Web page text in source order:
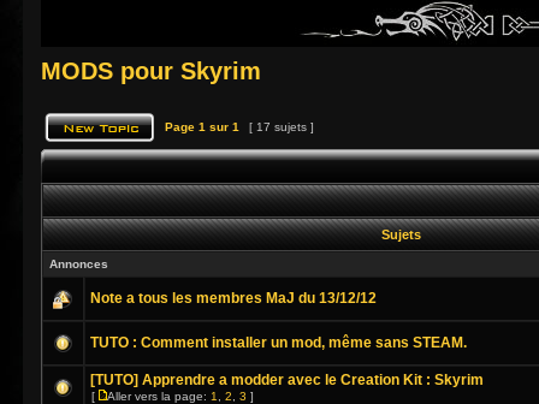
MODS pour Skyrim
Page 1 sur 1 [ 17 sujets ]
Sujets
Annonces
Note a tous les membres MaJ du 13/12/12
TUTO : Comment installer un mod, même sans STEAM.
[TUTO] Apprendre a modder avec le Creation Kit : Skyrim
[ Aller vers la page: 1 2 3 ]